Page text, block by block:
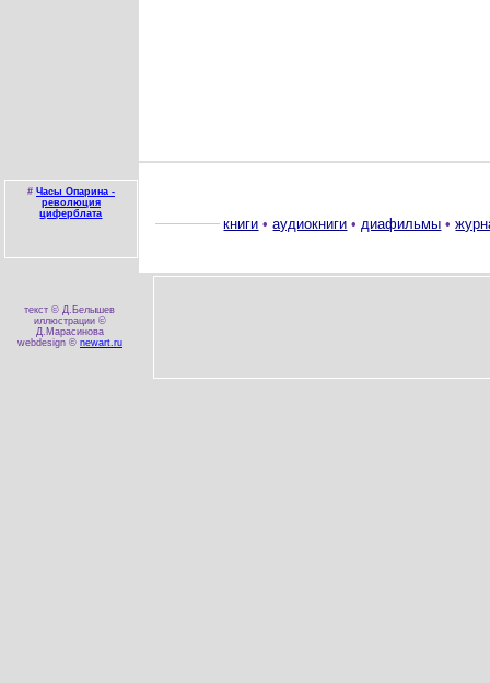
# Часы Опарина -
революция
циферблата
книги •аудиокниги •диафильмы •
текст © Д.Белышев
иллюстрации ©
Д.Марасинова
webdesign © newart.ru